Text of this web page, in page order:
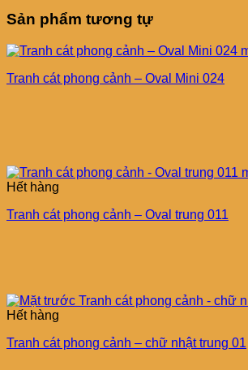
Sản phẩm tương tự
Tranh cát phong cảnh – Oval Mini 024
Hết hàng
Tranh cát phong cảnh – Oval trung 011
Hết hàng
Tranh cát phong cảnh – chữ nhật trung 01